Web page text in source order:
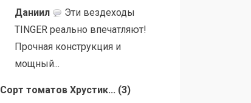
Даниил
Эти вездеходы
TINGER реально впечатляют!
Прочная конструкция и
мощный...
Сорт томатов Хрустик... (3)